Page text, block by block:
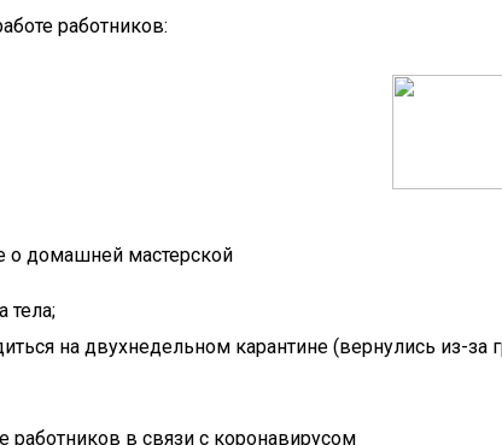
работников:
о домашней мастерской
тела;
на двухнедельном карантине (вернулись из-
в связи с коронавирусом